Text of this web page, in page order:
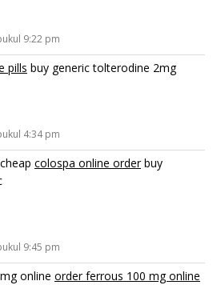
9:22 pm
pills buy generic tolterodine 2mg
4:34 pm
colospa online orderbuy
9:45 pm
online order ferrous 100 mg online